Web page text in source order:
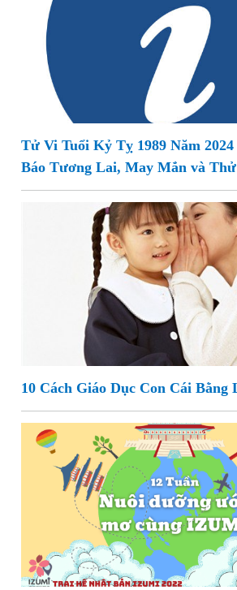
Tử Vi Tuổi Kỷ Tỵ 1989 Năm
Báo Tương Lai, May Mắn và
10 Cách Giáo Dục Con Cái Bằng